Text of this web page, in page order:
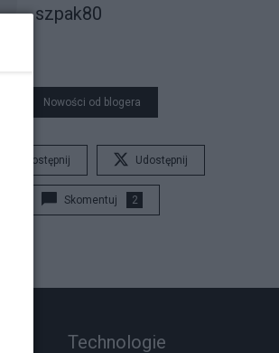
szpak80
Nowości od blogera
Udostępnij Udostępnij
Skomentuj 2
Technologie